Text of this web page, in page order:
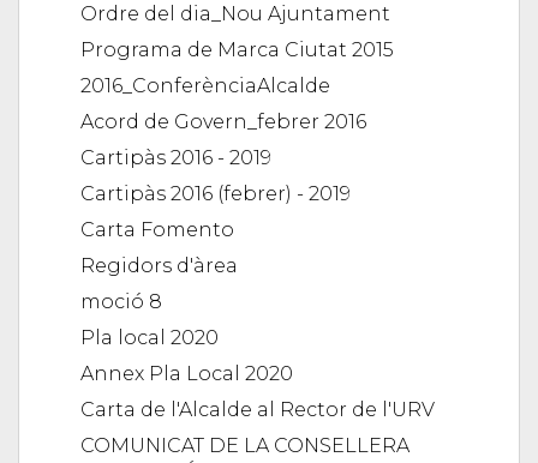
Ordre del dia_Nou Ajuntament
Programa de Marca Ciutat 2015
2016_ConferènciaAlcalde
Acord de Govern_febrer 2016
Cartipàs 2016 - 2019
Cartipàs 2016 (febrer) - 2019
Carta Fomento
Regidors d'àrea
moció 8
Pla local 2020
Annex Pla Local 2020
Carta de l'Alcalde al Rector de l'URV
COMUNICAT DE LA CONSELLERA